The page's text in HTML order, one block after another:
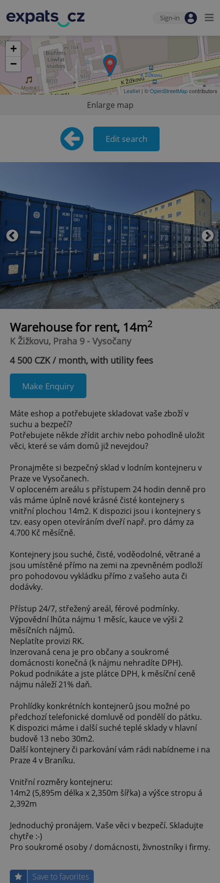
Sign-in
+
−
Leaflet | ©OpenStreetMapcontributors
Enlarge map
Edit search
Warehouse for rent, 14m2
K Žižkovu, Praha 9 - Vysočany
4 500 CZK / month, with utility fees
Make Enquiry
Máte eshop a potřebujete skladovat vaše zboží v
suchu a bezpečí?
Potřebujete někde zřídit archiv nebo pohodlně uložit
věci, které se vám domů již nevejdou?
Pronajměte si bezpečný sklad v lodním kontejneru v
Praze ve Vysočanech.
V oploceném areálu s přístupem 24 hodin denně pro
vás máme úplně nové krásné čisté kontejnery s
vnitřní plochou 14m2. K dispozici jsou i kontejnery s
tzv. easy open otevíráním dveří např. pro dámy za
4.700 Kč měsíčně.
Kontejnery jsou suché, čisté, voděodolné, větrané a
jsou umístěné přímo na zemi na zpevněném podloží
pro pohodovou vykládku přímo z vašeho auta či
dodávky.
Přístup 24/7, střežený areál, férové podmínky.
Výpovědní lhůta nájmu 1 měsíc, kauce ve výši 2
měsíčních nájmů.
Neplatíte provizi RK.
Inzerovaná cena je pro občany a soukromé
domácnosti konečná (k nájmu nehradíte DPH).
Pokud podnikáte a jste plátce DPH, k měsíční ceně
nájmu náleží 21% daň.
Prohlídky konkrétních kontejnerů jsou možné po
předchozí telefonické domluvě od pondělí do pátku.
K dispozici máme i další suché teplé sklady v hlavní
budově 13 nebo 30m2.
Další kontejnery či parkování vám rádi nabídneme i na
Praze 4 v Braníku.
Vnitřní rozměry kontejneru:
14m2 (5,895m délka x 2,350m šířka) a výšce stropu á
2,392m
Jednoduchý pronájem. Vaše věci v bezpečí. Skladujte
chytře :-)
Pro soukromé osoby / domácnosti, živnostníky i firmy.
Save to favorites